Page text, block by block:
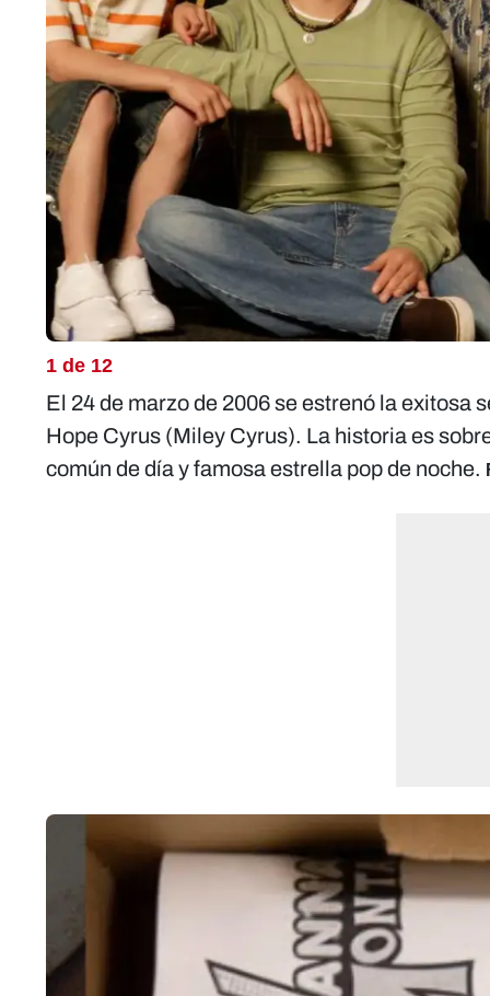
1 de 12
El 24 de marzo de 2006 se estrenó la
Hope Cyrus (Miley Cyrus). La historia es
común de día y famosa estrella pop de noche.